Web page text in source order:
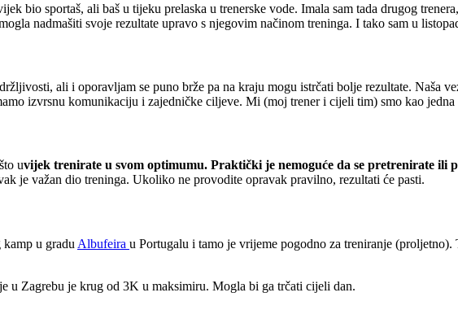
bio sportaš, ali baš u tijeku prelaska u trenerske vode. Imala sam tada drugog
nadmašiti svoje rezultate upravo s njegovim načinom treninga. I tako sam u
ali i oporavljam se puno brže pa na kraju mogu istrčati bolje rezultate. Naša
izvrsnu komunikaciju i zajedničke ciljeve. Mi (moj trener i cijeli tim) smo kao
uvijek trenirate u svom optimumu. Praktički je nemoguće da se pretrenirate ili
je važan dio treninga. Ukoliko ne provodite opravak pravilno, rezultati će pasti.
u gradu Albufeira u Portugalu i tamo je vrijeme pogodno za treniranje
u Zagrebu je krug od 3K u maksimiru. Mogla bi ga trčati cijeli dan.